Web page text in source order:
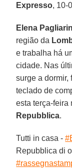
Expresso, 10-
Elena
região da
e trabalha há
cidade. Nas
surge a dormir,
teclado de
esta terça-feira
Repubblica.
Tutti in casa -
Repubblica di